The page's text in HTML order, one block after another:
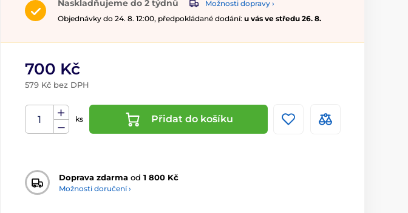
Naskladňujeme do 2 týdnů
Možnosti dopravy ›
Objednávky do 24. 8. 12:00, předpokládané dodání: u vás ve středu 26. 8.
700 Kč
579 Kč bez DPH
ks Přidat do košíku
Doprava zdarma od 1 800 Kč
Možnosti doručení ›